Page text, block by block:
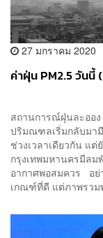
27 มกราคม 2020
ค่าฝุ่น PM2.5 วันนี้
สถานการณ์ฝุ่นละออง
ปริมณฑลเริ่มกลับมา
ช่วงเวลาเดียวกัน แต่
กรุงเทพมหานครมีล
อากาศพอสมควร อย่
เกณฑ์ที่ดี แต่ภาพรวม